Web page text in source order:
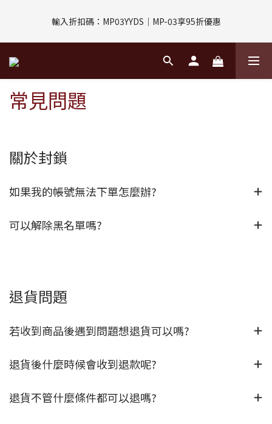
金
輸入折扣碼：MP03YYDS｜MP-03享95折優惠
指定付款方式｜即享2%回饋(信用卡、APPLE PAY、LINE PAY)
評價回饋｜訂單完成後7天內填寫5字以上評價，即可獲得$30購物
常見問題
關於封鎖
如果我的帳號無法下單怎麼辦?
可以解除黑名單嗎?
退貨問題
若收到商品後遇到問題想退貨可以嗎?
退貨後什麼時候會收到退款呢?
退貨不管什麼條件都可以退嗎?